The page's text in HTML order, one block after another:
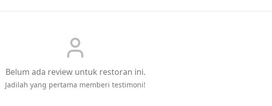
Belum ada review untuk restoran ini.
Jadilah yang pertama memberi testimoni!